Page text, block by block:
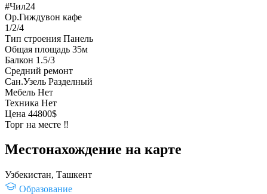
#Чил24
Ор.Гиждувон кафе
1/2/4
Тип строения Панель
Общая площадь 35м
Балкон 1.5/3
Средний ремонт
Сан.Узель Разделный
Мебель Нет
Техника Нет
Цена 44800$
Торг на месте ‼️
Местонахождение на карте
Узбекистан, Ташкент
Образование